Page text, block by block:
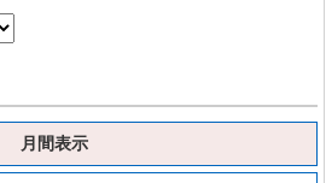
月間表示